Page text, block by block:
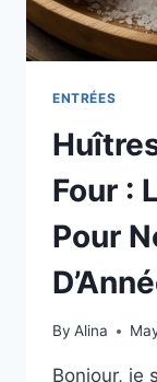
ENTRÉES
Four :
Pour
By Alina
Bonjour, je